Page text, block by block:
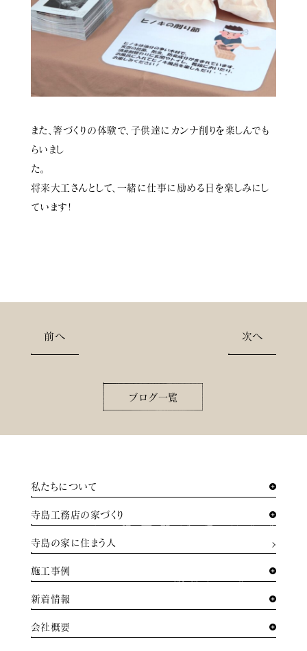
また、箸づくりの体験で、子供達にカンナ削りを楽しんでも
らいまし
将来大工さんとして、一緒に仕事に励める日を楽しみにし
ています!
前へ
ブログ一覧
次へ
私たちについて
寺島工務店の家づくり
寺島の家に住まう人
施工事例
新着情報
会社概要